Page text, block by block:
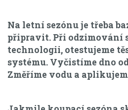
Na letní sezónu je třeba
připravit. Při odzimování
technologii, otestujeme
systému. Vyčistíme dno
Změříme vodu a